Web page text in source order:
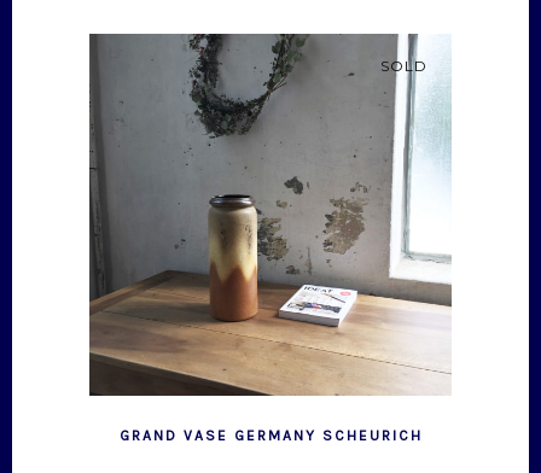
SOLD
GRAND VASE GERMANY SCHEURICH